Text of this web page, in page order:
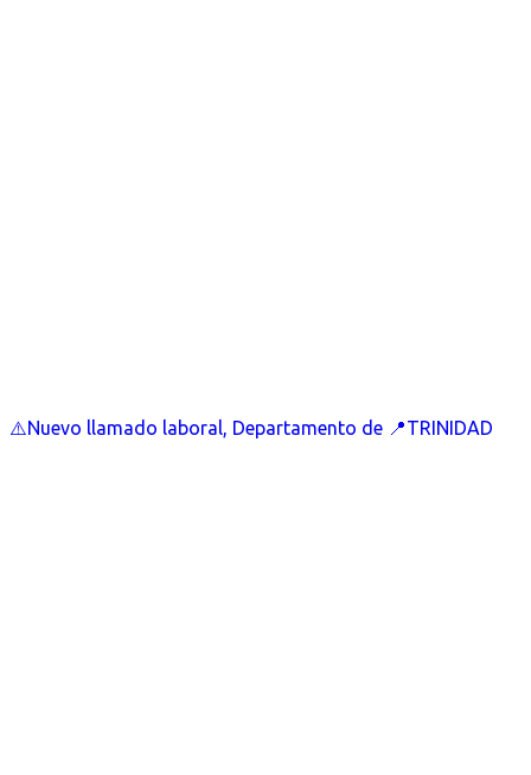
⚠️Nuevo llamado laboral, Departamento de 📍TRINIDAD